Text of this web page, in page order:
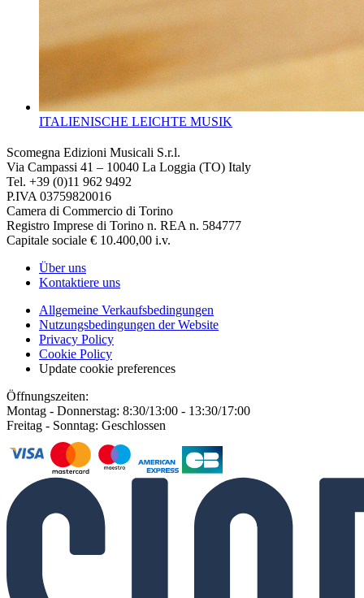
ITALIENISCHE LEICHTE MUSIK
Scomegna Edizioni Musicali S.r.l.
Via Campassi 41 – 10040 La Loggia (TO) Italy
Tel. +39 (0)11 962 9492
P.IVA 03759820016
Camera di Commercio di Torino
Registro Imprese di Torino n. REA n. 584777
Capitale sociale € 10.400,00 i.v.
Über uns
Kontaktiere uns
Allgemeine Verkaufsbedingungen
Nutzungsbedingungen der Website
Privacy Policy
Cookie Policy
Update cookie preferences
Öffnungszeiten:
Montag - Donnerstag: 8:30/13:00 - 13:30/17:00
Freitag - Sonntag: Geschlossen